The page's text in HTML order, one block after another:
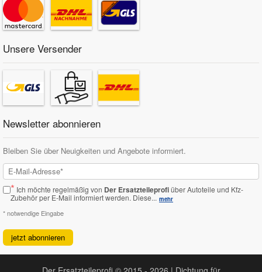
Unsere Versender
Newsletter abonnieren
Bleiben Sie über Neuigkeiten und Angebote informiert.
* Ich möchte regelmäßig von Der Ersatzteileprofiüber Autoteile und Kfz-
Zubehör per E-Mail informiert werden. Diese... mehr
* notwendige Eingabe
jetzt abonnieren